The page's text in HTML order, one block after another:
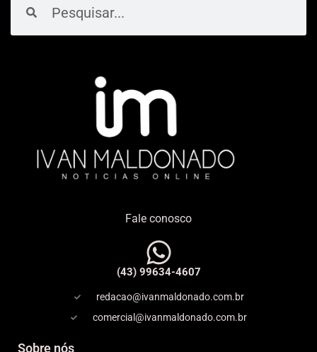
Fale conosco
(43) 99634-4607
redacao@ivanmaldonado.com.br
comercial@ivanmaldonado.com.br
Sobre nós